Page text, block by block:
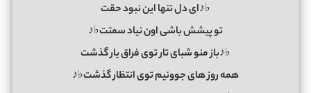
♭♪ای دل تنها این نبود حقت
تو پیشش باشی اون نیاد سمتت♭♪
♭♪باز منو شبای تار توی فراق یار گذشت
همه روز های جوونیم توی انتظار گذشت♭♪